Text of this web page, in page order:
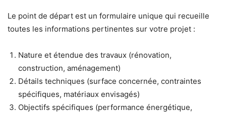
Le point de départ est un formulaire unique qui recueille
toutes les informations pertinentes sur votre projet :
Nature et étendue des travaux (rénovation,
construction, aménagement)
Détails techniques (surface concernée, contraintes
spécifiques, matériaux envisagés)
Objectifs spécifiques (performance énergétique,